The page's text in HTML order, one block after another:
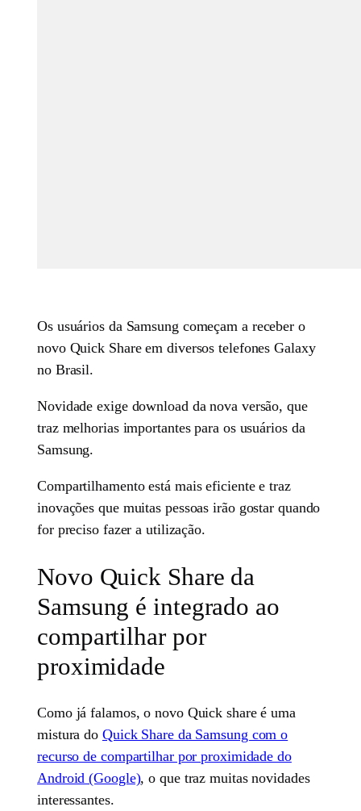
Os usuários da Samsung começam a receber o
novo Quick Share em diversos telefones Galaxy
no Brasil.
Novidade exige download da nova versão, que
traz melhorias importantes para os usuários da
Samsung.
Compartilhamento está mais eficiente e traz
inovações que muitas pessoas irão gostar quando
for preciso fazer a utilização.
Novo Quick Share da
Samsung é integrado ao
compartilhar por
proximidade
Como já falamos, o novo Quick share é uma
mistura do Quick Share da Samsung com o
recurso de compartilhar por proximidade do
Android (Google), o que traz muitas novidades
interessantes.